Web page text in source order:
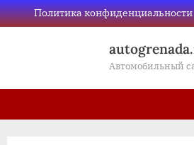
Skip
to
Политика конфиденциальности
Автомобильный